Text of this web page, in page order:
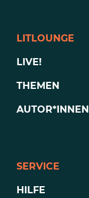
LITLOUNGE
LIVE!
THEMEN
AUTOR*INNEN
SERVICE
HILFE